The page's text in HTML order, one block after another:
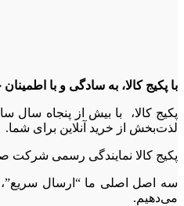
با پکیج کالا، به سادگی و با
پکیج کالا، با بیش از پنجاه
لذت‌بخش از خرید آنلاین برای شما.
پکیج کالا نمایندگی رسمی شرکت
سه اصل اصلی ما “ارسال سریع”،
می‌دهیم.